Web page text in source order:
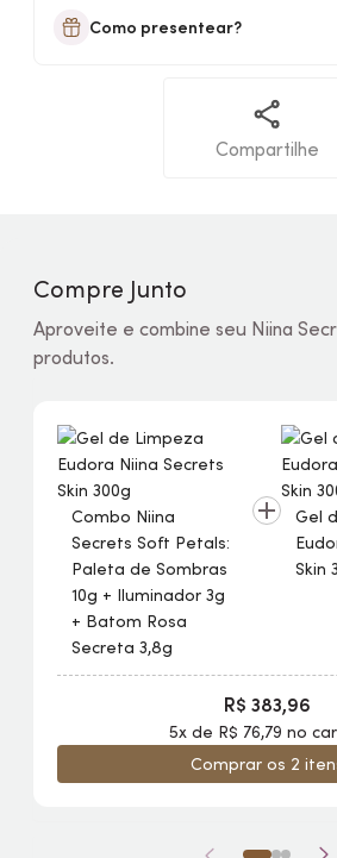
Como presentear?
Compartilhe
Compre Junto
Aproveite e combine seu Niina
produtos.
Combo Niina
Secrets Soft Petals:
Paleta de Sombras
10g + Iluminador 3g
+ Batom Rosa
Secreta 3,8g
Gel
Skin
R$ 383,96
5x de R$ 76,79 no
Comprar os 2